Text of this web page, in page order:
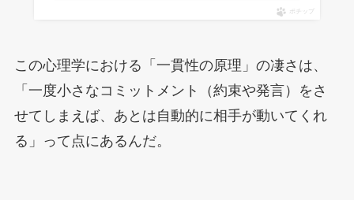
ポチップ
この心理学における「一貫性の原理」の凄さは、
「一度小さなコミットメント（約束や発言）をさ
せてしまえば、あとは自動的に相手が動いてくれ
る」って点にあるんだ。